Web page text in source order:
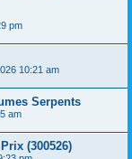
pm
10:21 am
Serpents
am
(300526)